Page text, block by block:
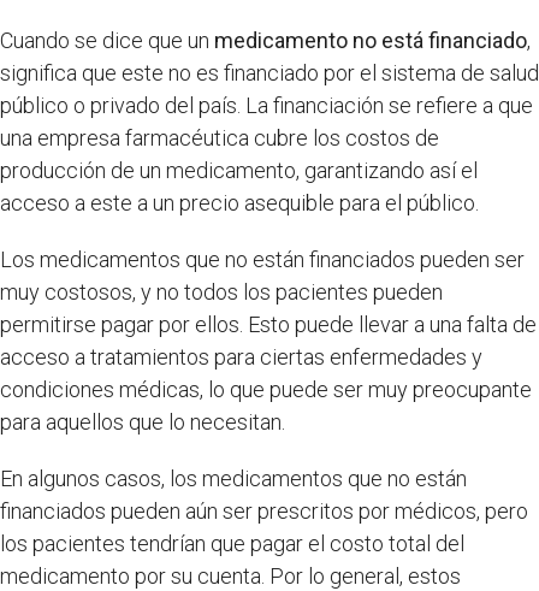
Cuando se dice que un medicamento no está financiado,
significa que este no es financiado por el sistema de salud
público o privado del país. La financiación se refiere a que
una empresa farmacéutica cubre los costos de
producción de un medicamento, garantizando así el
acceso a este a un precio asequible para el público.
Los medicamentos que no están financiados pueden ser
muy costosos, y no todos los pacientes pueden
permitirse pagar por ellos. Esto puede llevar a una falta de
acceso a tratamientos para ciertas enfermedades y
condiciones médicas, lo que puede ser muy preocupante
para aquellos que lo necesitan.
En algunos casos, los medicamentos que no están
financiados pueden aún ser prescritos por médicos, pero
los pacientes tendrían que pagar el costo total del
medicamento por su cuenta. Por lo general, estos